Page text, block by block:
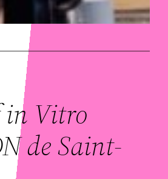
in Vitro
de Saint-